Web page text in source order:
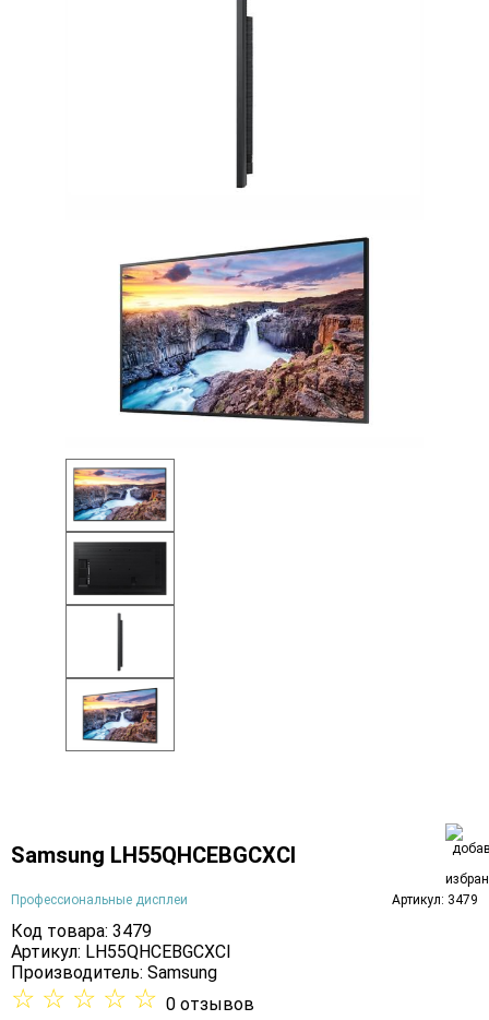
Samsung LH55QHCEBGCXCI
Профессиональные дисплеи Артикул: 3479
Код товара: 3479
Артикул: LH55QHCEBGCXCI
Производитель: Samsung
☆ ☆ ☆ ☆ ☆ 0 отзывов